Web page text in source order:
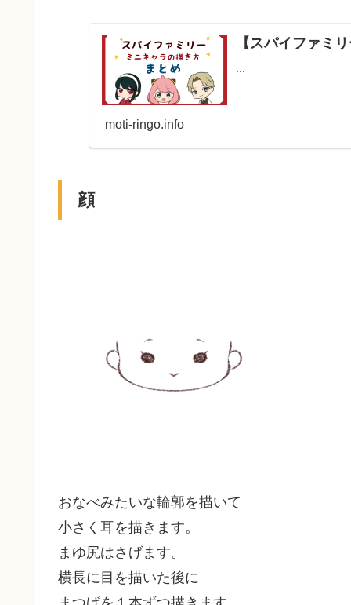
【スパイファミ
...
moti-ringo.info
顔
おなべみたいな輪郭を描いて
小さく耳を描きます。
まゆ尻はさげます。
横長に目を描いた後に